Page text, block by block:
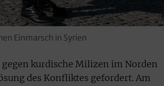
Einmarsch in Syrien
kurdische Milizen im Norden
des Konfliktes gefordert. Am